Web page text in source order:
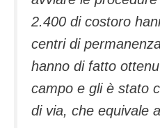
2.400 di costoro
centri di
hanno di fatto
campo e gli è stato
di via, che equivale